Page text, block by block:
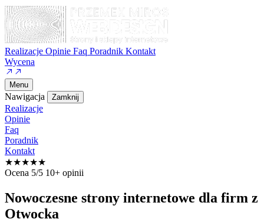
Realizacje Opinie Faq Poradnik Kontakt
Wycena
Menu
Nawigacja Zamknij
Realizacje
Opinie
Faq
Poradnik
Kontakt
★★★★★
Ocena 5/5 10+ opinii
Nowoczesne strony internetowe dla firm z
Otwocka